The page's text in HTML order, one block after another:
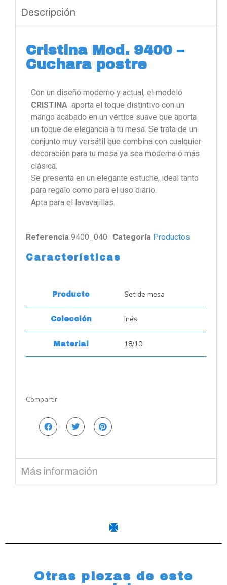
Descripción
Cristina Mod. 9400 –
Cuchara postre
Con un diseño moderno y actual, el modelo
CRISTINA aporta el toque distintivo con un
mango acabado en un vértice suave que aporta
un toque de elegancia a tu mesa. Se trata de un
conjunto muy versátil que combina con cualquier
decoración para tu mesa ya sea moderna o más
clásica.
Se presenta en un elegante estuche, ideal tanto
para regalo como para el uso diario.
Apta para el lavavajillas.
Referencia 9400_040 Categoría Productos
Características
Producto Set de mesa
Colección Inés
Material 18/10
Compartir
Más información
Otras piezas de este